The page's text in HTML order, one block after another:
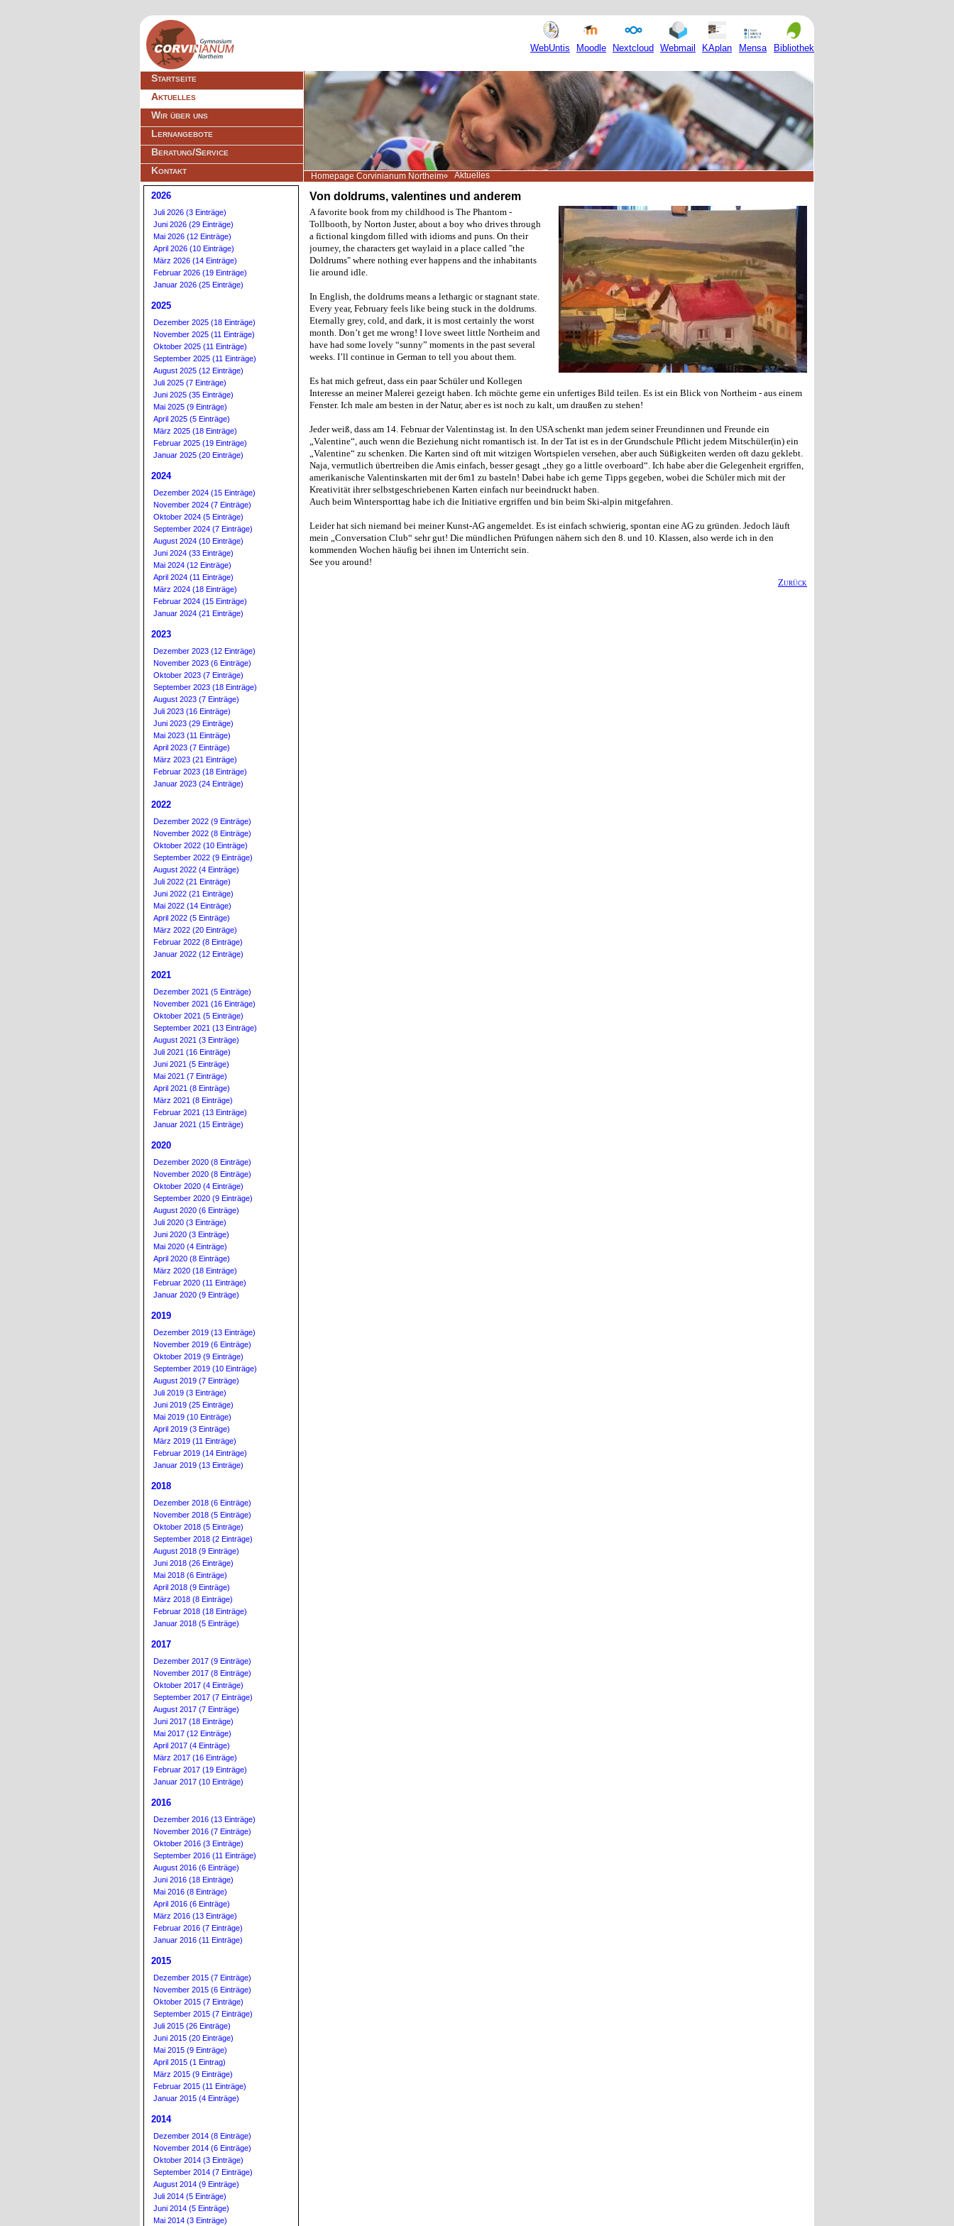
WebUntis Moodle Nextcloud Webmail KAplan Mensa Bibliothek
Navigation
überspringen
Startseite
Aktuelles
Wir über uns
Lernangebote
Beratung/Service
Kontakt
Homepage Corvinianum Northeim Aktuelles
Von doldrums, valentines und anderem
A favorite book from my childhood is The Phantom -
Tollbooth, by Norton Juster, about a boy who drives through
a fictional kingdom filled with idioms and puns. On their
journey, the characters get waylaid in a place called "the
Doldrums" where nothing ever happens and the inhabitants
lie around idle.
In English, the doldrums means a lethargic or stagnant state.
Every year, February feels like being stuck in the doldrums.
Eternally grey, cold, and dark, it is most certainly the worst
month. Don’t get me wrong! I love sweet little Northeim and
have had some lovely “sunny” moments in the past several
weeks. I’ll continue in German to tell you about them.
Es hat mich gefreut, dass ein paar Schüler und Kollegen
Interesse an meiner Malerei gezeigt haben. Ich möchte gerne ein unfertiges Bild teilen. Es ist ein Blick von Northeim - aus einem
Fenster. Ich male am besten in der Natur, aber es ist noch zu kalt, um draußen zu stehen!
Jeder weiß, dass am 14. Februar der Valentinstag ist. In den USA schenkt man jedem seiner Freundinnen und Freunde ein
„Valentine“, auch wenn die Beziehung nicht romantisch ist. In der Tat ist es in der Grundschule Pflicht jedem Mitschüler(in) ein
„Valentine“ zu schenken. Die Karten sind oft mit witzigen Wortspielen versehen, aber auch Süßigkeiten werden oft dazu geklebt.
Naja, vermutlich übertreiben die Amis einfach, besser gesagt „they go a little overboard“. Ich habe aber die Gelegenheit ergriffen,
amerikanische Valentinskarten mit der 6m1 zu basteln! Dabei habe ich gerne Tipps gegeben, wobei die Schüler mich mit der
Kreativität ihrer selbstgeschriebenen Karten einfach nur beeindruckt haben.
Auch beim Wintersporttag habe ich die Initiative ergriffen und bin beim Ski-alpin mitgefahren.
Leider hat sich niemand bei meiner Kunst-AG angemeldet. Es ist einfach schwierig, spontan eine AG zu gründen. Jedoch läuft
mein „Conversation Club“ sehr gut! Die mündlichen Prüfungen nähern sich den 8. und 10. Klassen, also werde ich in den
kommenden Wochen häufig bei ihnen im Unterricht sein.
See you around!
Zurück
2026
Juli 2026 (3 Einträge)
Juni 2026 (29 Einträge)
Mai 2026 (12 Einträge)
April 2026 (10 Einträge)
März 2026 (14 Einträge)
Februar 2026 (19 Einträge)
Januar 2026 (25 Einträge)
2025
Dezember 2025 (18 Einträge)
November 2025 (11 Einträge)
Oktober 2025 (11 Einträge)
September 2025 (11 Einträge)
August 2025 (12 Einträge)
Juli 2025 (7 Einträge)
Juni 2025 (35 Einträge)
Mai 2025 (9 Einträge)
April 2025 (5 Einträge)
März 2025 (18 Einträge)
Februar 2025 (19 Einträge)
Januar 2025 (20 Einträge)
2024
Dezember 2024 (15 Einträge)
November 2024 (7 Einträge)
Oktober 2024 (5 Einträge)
September 2024 (7 Einträge)
August 2024 (10 Einträge)
Juni 2024 (33 Einträge)
Mai 2024 (12 Einträge)
April 2024 (11 Einträge)
März 2024 (18 Einträge)
Februar 2024 (15 Einträge)
Januar 2024 (21 Einträge)
2023
Dezember 2023 (12 Einträge)
November 2023 (6 Einträge)
Oktober 2023 (7 Einträge)
September 2023 (18 Einträge)
August 2023 (7 Einträge)
Juli 2023 (16 Einträge)
Juni 2023 (29 Einträge)
Mai 2023 (11 Einträge)
April 2023 (7 Einträge)
März 2023 (21 Einträge)
Februar 2023 (18 Einträge)
Januar 2023 (24 Einträge)
2022
Dezember 2022 (9 Einträge)
November 2022 (8 Einträge)
Oktober 2022 (10 Einträge)
September 2022 (9 Einträge)
August 2022 (4 Einträge)
Juli 2022 (21 Einträge)
Juni 2022 (21 Einträge)
Mai 2022 (14 Einträge)
April 2022 (5 Einträge)
März 2022 (20 Einträge)
Februar 2022 (8 Einträge)
Januar 2022 (12 Einträge)
2021
Dezember 2021 (5 Einträge)
November 2021 (16 Einträge)
Oktober 2021 (5 Einträge)
September 2021 (13 Einträge)
August 2021 (3 Einträge)
Juli 2021 (16 Einträge)
Juni 2021 (5 Einträge)
Mai 2021 (7 Einträge)
April 2021 (8 Einträge)
März 2021 (8 Einträge)
Februar 2021 (13 Einträge)
Januar 2021 (15 Einträge)
2020
Dezember 2020 (8 Einträge)
November 2020 (8 Einträge)
Oktober 2020 (4 Einträge)
September 2020 (9 Einträge)
August 2020 (6 Einträge)
Juli 2020 (3 Einträge)
Juni 2020 (3 Einträge)
Mai 2020 (4 Einträge)
April 2020 (8 Einträge)
März 2020 (18 Einträge)
Februar 2020 (11 Einträge)
Januar 2020 (9 Einträge)
2019
Dezember 2019 (13 Einträge)
November 2019 (6 Einträge)
Oktober 2019 (9 Einträge)
September 2019 (10 Einträge)
August 2019 (7 Einträge)
Juli 2019 (3 Einträge)
Juni 2019 (25 Einträge)
Mai 2019 (10 Einträge)
April 2019 (3 Einträge)
März 2019 (11 Einträge)
Februar 2019 (14 Einträge)
Januar 2019 (13 Einträge)
2018
Dezember 2018 (6 Einträge)
November 2018 (5 Einträge)
Oktober 2018 (5 Einträge)
September 2018 (2 Einträge)
August 2018 (9 Einträge)
Juni 2018 (26 Einträge)
Mai 2018 (6 Einträge)
April 2018 (9 Einträge)
März 2018 (8 Einträge)
Februar 2018 (18 Einträge)
Januar 2018 (5 Einträge)
2017
Dezember 2017 (9 Einträge)
November 2017 (8 Einträge)
Oktober 2017 (4 Einträge)
September 2017 (7 Einträge)
August 2017 (7 Einträge)
Juni 2017 (18 Einträge)
Mai 2017 (12 Einträge)
April 2017 (4 Einträge)
März 2017 (16 Einträge)
Februar 2017 (19 Einträge)
Januar 2017 (10 Einträge)
2016
Dezember 2016 (13 Einträge)
November 2016 (7 Einträge)
Oktober 2016 (3 Einträge)
September 2016 (11 Einträge)
August 2016 (6 Einträge)
Juni 2016 (18 Einträge)
Mai 2016 (8 Einträge)
April 2016 (6 Einträge)
März 2016 (13 Einträge)
Februar 2016 (7 Einträge)
Januar 2016 (11 Einträge)
2015
Dezember 2015 (7 Einträge)
November 2015 (6 Einträge)
Oktober 2015 (7 Einträge)
September 2015 (7 Einträge)
Juli 2015 (26 Einträge)
Juni 2015 (20 Einträge)
Mai 2015 (9 Einträge)
April 2015 (1 Eintrag)
März 2015 (9 Einträge)
Februar 2015 (11 Einträge)
Januar 2015 (4 Einträge)
2014
Dezember 2014 (8 Einträge)
November 2014 (6 Einträge)
Oktober 2014 (3 Einträge)
September 2014 (7 Einträge)
August 2014 (9 Einträge)
Juli 2014 (5 Einträge)
Juni 2014 (5 Einträge)
Mai 2014 (3 Einträge)